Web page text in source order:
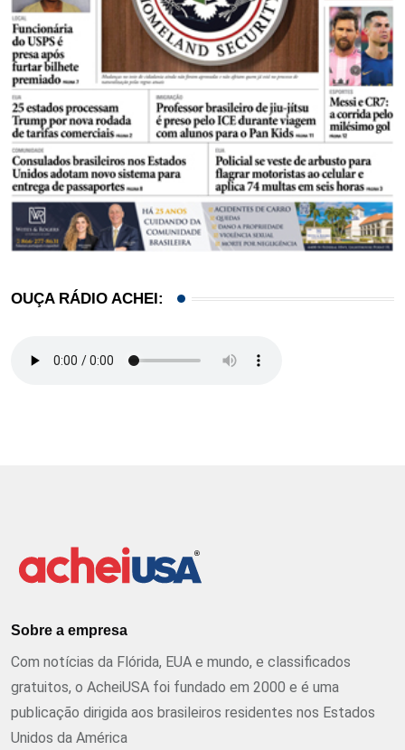
OUÇA RÁDIO ACHEI:
Sobre a empresa
Com notícias da Flórida, EUA e mundo, e classificados
gratuitos, o AcheiUSA foi fundado em 2000 e é uma
publicação dirigida aos brasileiros residentes nos Estados
Unidos da América